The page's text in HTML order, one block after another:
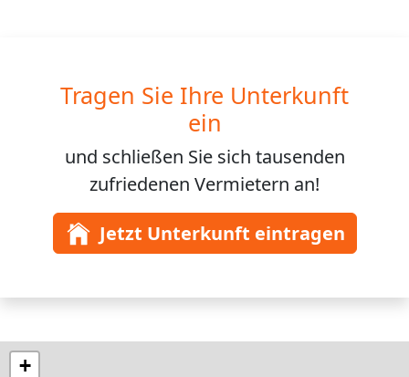
Tragen Sie Ihre Unterkunft
ein
und schließen Sie sich tausenden
zufriedenen Vermietern an!
Jetzt Unterkunft eintragen
+